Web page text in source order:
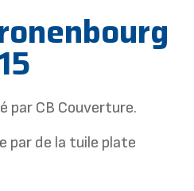
par CB Couverture.
par de la tuile plate